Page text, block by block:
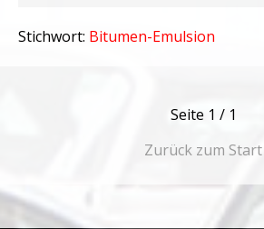
Stichwort: Bitumen-Emulsion
Seite1 / 1
Zurück zum Start